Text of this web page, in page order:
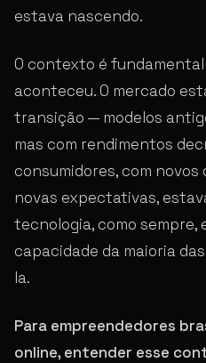
estava nascendo.
O contexto é
aconteceu. O mercado
transição — modelos
mas com rendimentos
consumidores, com
novas expectativas,
tecnologia, como
capacidade da maioria
la.
Para empreendedores
online, entender esse